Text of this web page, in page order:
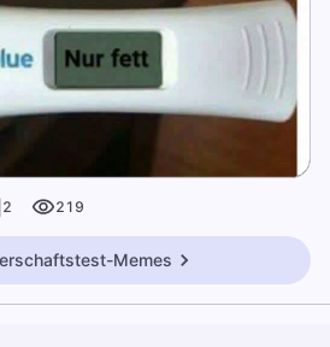
2 219
Memes